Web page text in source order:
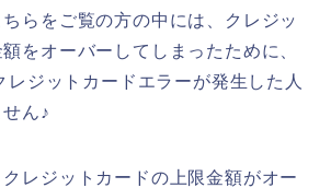
らをご覧の方の中には、クレジッ
をオーバーしてしまったために、
レジットカードエラーが発生した人
ん♪
レジットカードの上限金額がオー